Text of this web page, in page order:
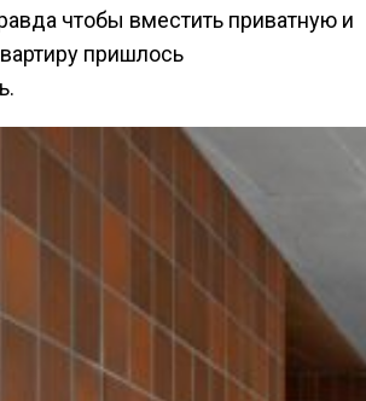
чтобы вместить приватную и
пришлось